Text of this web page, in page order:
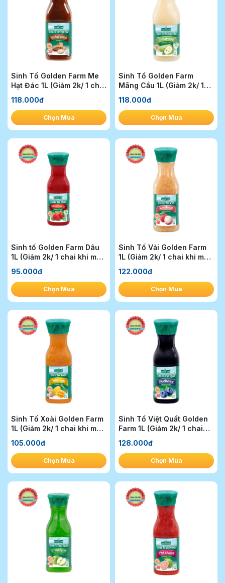
Sinh Tố Golden Farm Me
Hạt Đác 1L (Giảm 2k/ 1 chai
118.000đ
Chọn Mua
Sinh Tố Golden Farm
Mãng Cầu 1L (Giảm 2k/ 1
118.000đ
Chọn Mua
Sinh tố Golden Farm Dâu
1L (Giảm 2k/ 1 chai khi mua
95.000đ
Chọn Mua
Sinh Tố Vải Golden Farm
1L (Giảm 2k/ 1 chai khi mua
122.000đ
Chọn Mua
Sinh Tố Xoài Golden Farm
1L (Giảm 2k/ 1 chai khi mua
105.000đ
Chọn Mua
Sinh Tố Việt Quất Golden
Farm 1L (Giảm 2k/ 1 chai
128.000đ
Chọn Mua